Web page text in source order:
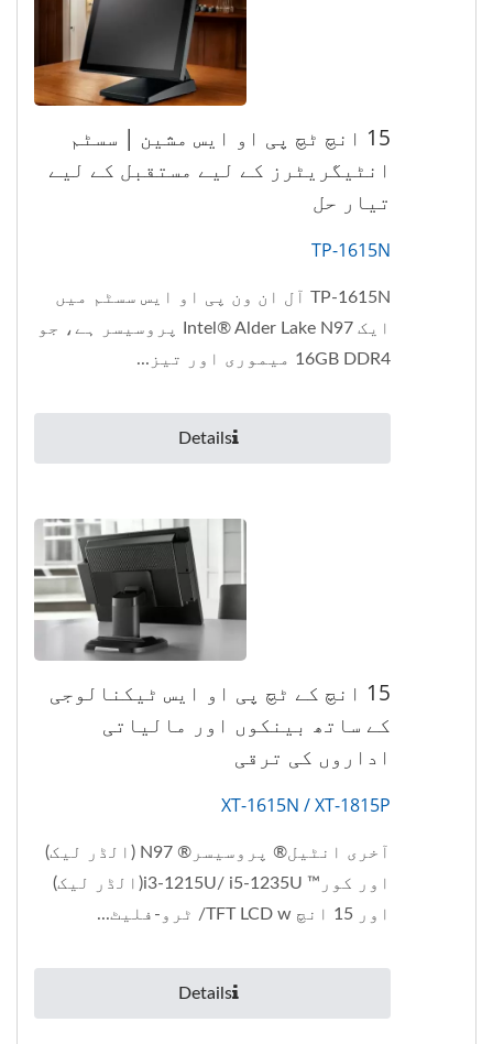
15 انچ ٹچ پی او ایس مشین | سسٹم
انٹیگریٹرز کے لیے مستقبل کے لیے
تیار حل
TP-1615N
TP-1615N آل ان ون پی او ایس سسٹم میں
ایک Intel® Alder Lake N97 پروسیسر ہے، جو
16GB DDR4 میموری اور تیز...
Details
15 انچ کے ٹچ پی او ایس ٹیکنالوجی
کے ساتھ بینکوں اور مالیاتی
اداروں کی ترقی
XT-1615N / XT-1815P
آخری انٹیل® پروسیسر® N97 (الڈر لیک)
اور کور™ i3-1215U/ i5-1235U(الڈر لیک)
اور 15 انچ TFT LCD w/ ٹرو-فلیٹ...
Details